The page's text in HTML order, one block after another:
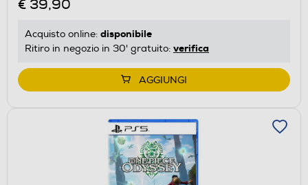
€ 39,90
Acquisto online: disponibile
Ritiro in negozio in 30' gratuito: verifica
AGGIUNGI